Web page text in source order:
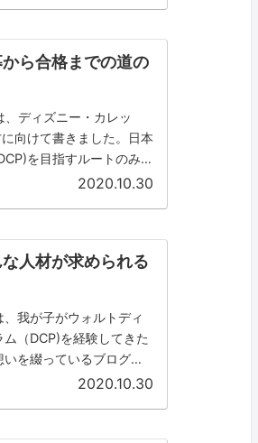
ら合格までの道の
ディズニー・カレッ
向けて書きました。日本
を目指すルートのみを
2020.10.30
人材が求められる
我が子がウォルトディ
（DCP)を経験してきた
を綴っているブログで
2020.10.30